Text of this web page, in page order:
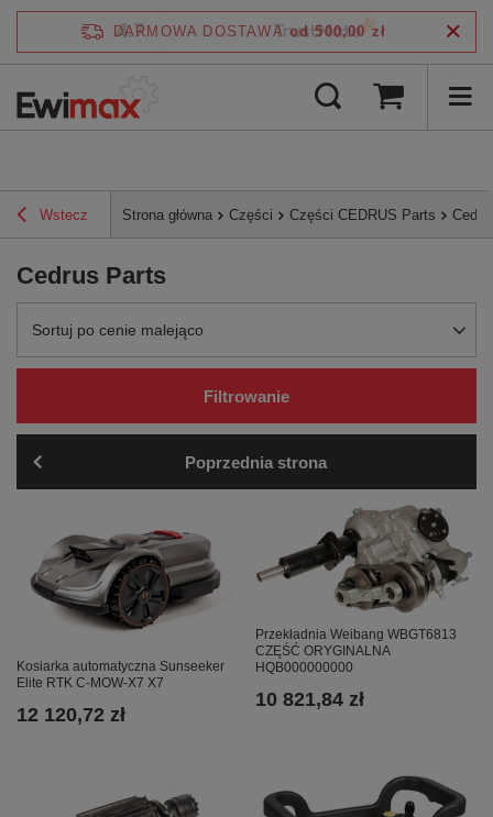
DARMOWA DOSTAWA od 500,00 zł
Wstecz Strona główna Części Części CEDRUS Parts
Cedrus Parts
Zmień sortowanie
Sortuj po cenie malejąco
Filtrowanie
Poprzednia strona
Kosiarka automatyczna Sunseeker
Elite RTK C-MOW-X7 X7
12 120,72 zł
Przekładnia Weibang WBGT6813
CZĘŚĆ ORYGINALNA
HQB000000000
10 821,84 zł
4.7/5 zweryfikowane przez